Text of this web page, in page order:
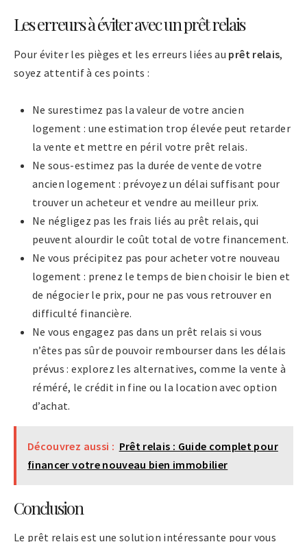
Les erreurs à éviter avec un prêt relais
Pour éviter les pièges et les erreurs liées au prêt relais,
soyez attentif à ces points :
Ne surestimez pas la valeur de votre ancien
logement : une estimation trop élevée peut retarder
la vente et mettre en péril votre prêt relais.
Ne sous-estimez pas la durée de vente de votre
ancien logement : prévoyez un délai suffisant pour
trouver un acheteur et vendre au meilleur prix.
Ne négligez pas les frais liés au prêt relais, qui
peuvent alourdir le coût total de votre financement.
Ne vous précipitez pas pour acheter votre nouveau
logement : prenez le temps de bien choisir le bien et
de négocier le prix, pour ne pas vous retrouver en
difficulté financière.
Ne vous engagez pas dans un prêt relais si vous
n’êtes pas sûr de pouvoir rembourser dans les délais
prévus : explorez les alternatives, comme la vente à
réméré, le crédit in fine ou la location avec option
d’achat.
Découvrez aussi : Prêt relais : Guide complet pour
financer votre nouveau bien immobilier
Conclusion
Le prêt relais est une solution intéressante pour vous